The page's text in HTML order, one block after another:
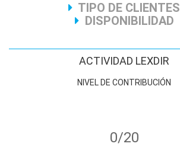
TIPO DE CLIENTES
DISPONIBILIDAD
ACTIVIDAD LEXDIR
NIVEL DE CONTRIBUCIÓN
0/20